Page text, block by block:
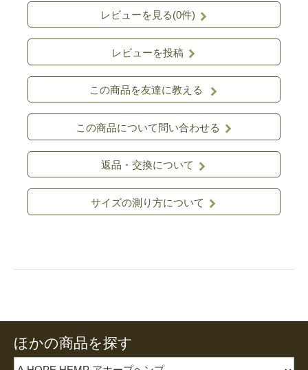
レビューを見る(0件)
レビューを投稿
この商品を友達に教える
この商品について問い合わせる
返品・交換について
サイズの測り方について
ほかの商品を探す